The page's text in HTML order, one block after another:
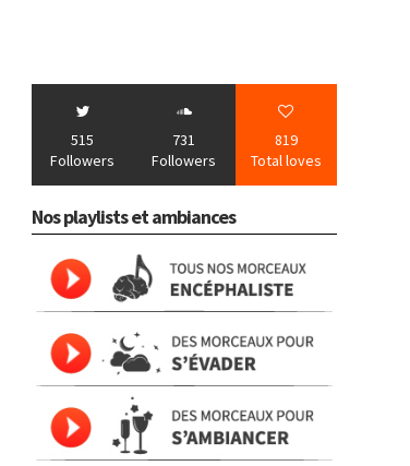
515
Followers
731
Followers
819
Total loves
Nos playlists et ambiances